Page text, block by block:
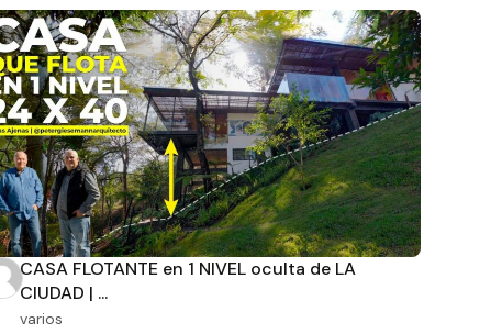
CASA FLOTANTE en 1 NIVEL oculta de LA
CIUDAD | ...
varios